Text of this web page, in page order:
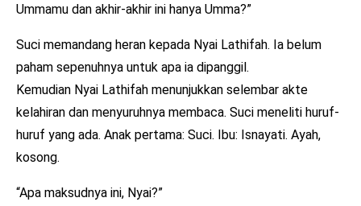
Ummamu dan akhir-akhir ini hanya Umma?”
Suci memandang heran kepada Nyai Lathifah. Ia belum
paham sepenuhnya untuk apa ia dipanggil.
Kemudian Nyai Lathifah menunjukkan selembar akte
kelahiran dan menyuruhnya membaca. Suci meneliti huruf-
huruf yang ada. Anak pertama: Suci. Ibu: Isnayati. Ayah,
kosong.
“Apa maksudnya ini, Nyai?”